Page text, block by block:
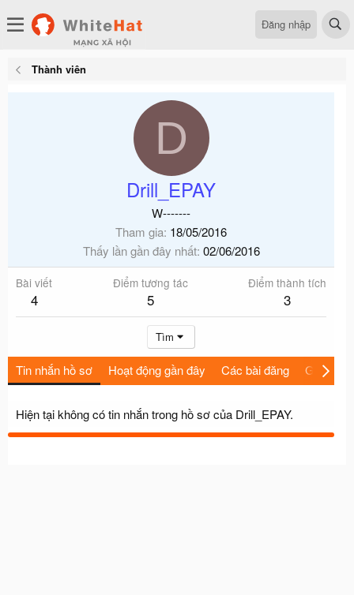
Đăng nhập
Thành viên
D
Drill_EPAY
W-------
Tham gia 18/05/2016
Thấy lần gần đây nhất 02/06/2016
Bài viết
4
Điểm tương tác
5
Điểm thành tích
3
Tìm
Tin nhắn hồ sơ Hoạt động gần đây Các bài đăng Giới thiệu
Hiện tại không có tin nhắn trong hồ sơ của Drill_EPAY.